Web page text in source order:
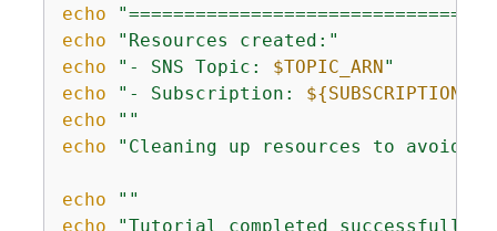
echo
echo
"Resources created:"
echo
"- SNS Topic: $TOPIC_ARN"
echo
"- Subscription: ${
echo
""
echo
"Cleaning up resources to avoid
echo
""
echo
"Tutorial completed successfully!"